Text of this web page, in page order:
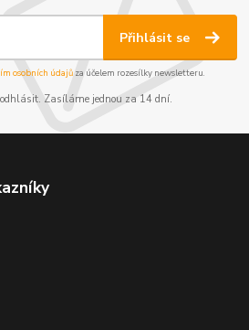
Přihlásit se
osobních údajůza účelem rozesílky newsletteru.
odhlásit. Zasíláme jednou za 14 dní.